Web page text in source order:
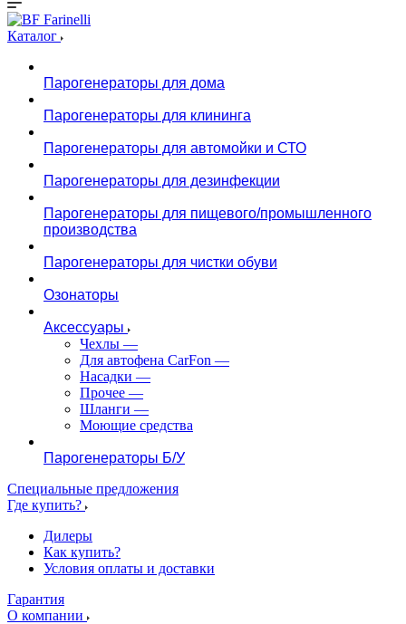
Каталог
Парогенераторы для дома
Парогенераторы для клининга
Парогенераторы для автомойки и СТО
Парогенераторы для дезинфекции
Парогенераторы для пищевого/промышленного
производства
Парогенераторы для чистки обуви
Озонаторы
Аксессуары
Чехлы —
Для автофена CarFon —
Насадки —
Прочее —
Шланги —
Моющие средства
Парогенераторы Б/У
Специальные предложения
Где купить?
Дилеры
Как купить?
Условия оплаты и доставки
Гарантия
О компании